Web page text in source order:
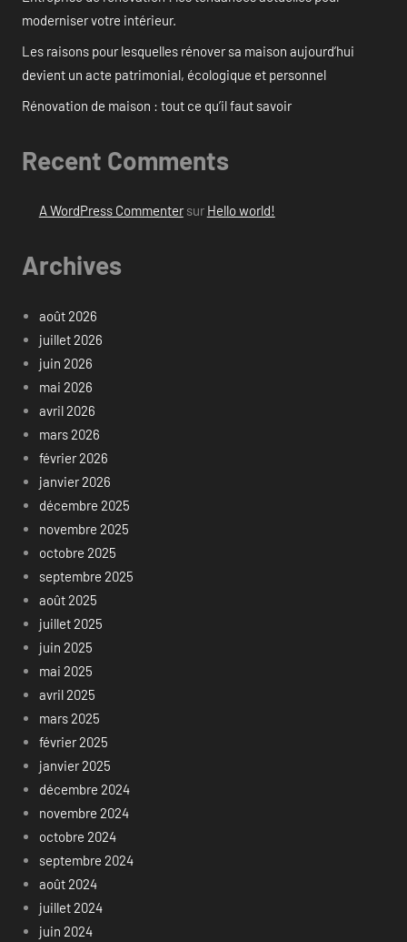
moderniser votre intérieur.
Les raisons pour lesquelles rénover sa maison aujourd’hui
devient un acte patrimonial, écologique et personnel
Rénovation de maison : tout ce qu’il faut savoir
Recent Comments
A WordPress Commentersur Hello world!
Archives
août 2026
juillet 2026
juin 2026
mai 2026
avril 2026
mars 2026
février 2026
janvier 2026
décembre 2025
novembre 2025
octobre 2025
septembre 2025
août 2025
juillet 2025
juin 2025
mai 2025
avril 2025
mars 2025
février 2025
janvier 2025
décembre 2024
novembre 2024
octobre 2024
septembre 2024
août 2024
juillet 2024
juin 2024